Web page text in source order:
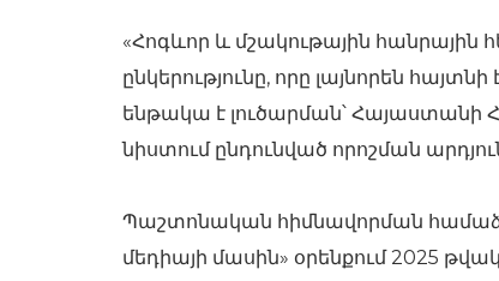
«Հոգևոր և մշակութային
ընկերությունը, որը լայնորեն
ենթակա է լուծարման՝
նիստում ընդունված որոշման
Պաշտոնական հիմնավորման
մեդիայի մասին» օրենքում 2025